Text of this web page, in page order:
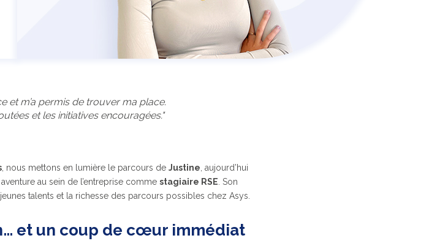
et m’a permis de trouver ma place.
et les initiatives encouragées."
, nous mettons en lumière le parcours de Justine , aujourd’hui
aventure au sein de l’entreprise comme stagiaire RSE . Son
talents et la richesse des parcours possibles chez Asys.
et un coup de cœur immédiat